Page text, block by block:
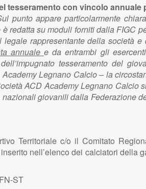
tesseramento con vincolo annuale
punto appare particolarmente
redatta su moduli forniti dalla FIGC
rappresentante della società e
annualee da entrambi gli
tesseramento del
Legnano Calcio – la
ACD Academy Legnano Calcio
giovanili dalla Federazione
Territoriale c/o il Comitato
nell’elenco dei calciatori della
ST